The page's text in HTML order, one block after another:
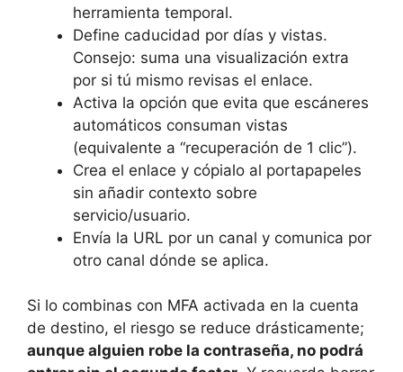
herramienta temporal.
Define caducidad por días y vistas.
Consejo: suma una visualización extra
por si tú mismo revisas el enlace.
Activa la opción que evita que escáneres
automáticos consuman vistas
(equivalente a “recuperación de 1 clic”).
Crea el enlace y cópialo al portapapeles
sin añadir contexto sobre
servicio/usuario.
Envía la URL por un canal y comunica por
otro canal dónde se aplica.
Si lo combinas con MFA activada en la cuenta
de destino, el riesgo se reduce drásticamente;
aunque alguien robe la contraseña, no podrá